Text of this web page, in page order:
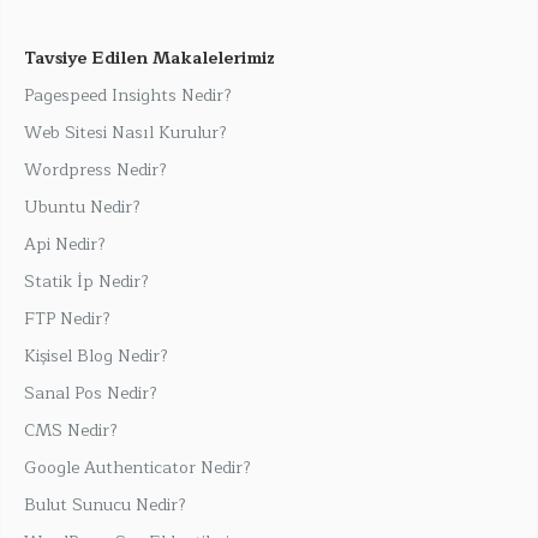
Tavsiye Edilen Makalelerimiz
Pagespeed Insights Nedir?
Web Sitesi Nasıl Kurulur?
Wordpress Nedir?
Ubuntu Nedir?
Api Nedir?
Statik İp Nedir?
FTP Nedir?
Kişisel Blog Nedir?
Sanal Pos Nedir?
CMS Nedir?
Google Authenticator Nedir?
Bulut Sunucu Nedir?